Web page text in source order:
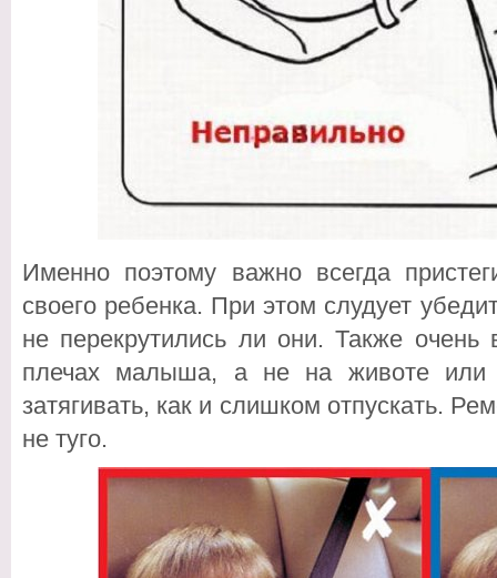
Именно поэтому важно всегда
своего ребенка. При этом слудует
не перекрутились ли они. Также
плечах малыша, а не на животе
затягивать, как и слишком отпускать.
не туго.